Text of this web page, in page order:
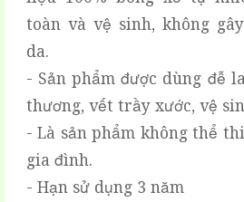
toàn và vệ sinh, không
da.
- Sản phẩm được dùng đễ
thương, vết trầy xước, vệ
- Là sản phẩm không thể
gia đình.
- Hạn sử dụng 3 năm